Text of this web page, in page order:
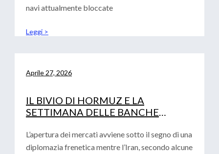
navi attualmente bloccate
Leggi >
Aprile 27, 2026
IL BIVIO DI HORMUZ E LA
SETTIMANA DELLE BANCHE
TESORERIE
L’apertura dei mercati avviene sotto il segno di una
diplomazia frenetica mentre l’Iran, secondo alcune